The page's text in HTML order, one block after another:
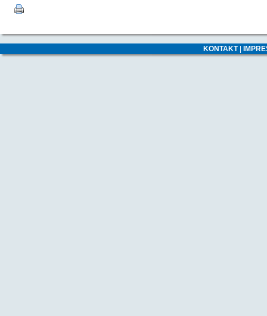
KONTAKT|